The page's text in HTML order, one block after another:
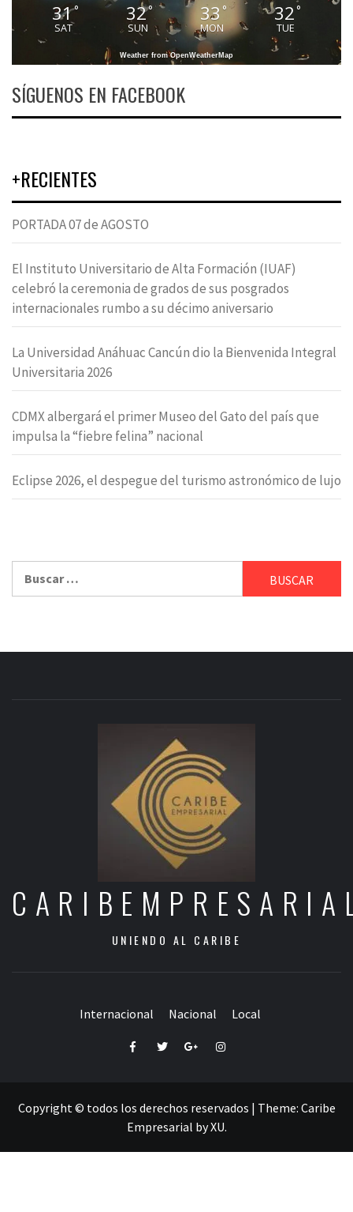
31°
SAT
32°
SUN
33 °
MON
32°
TUE
Weather from OpenWeatherMap
SÍGUENOS EN FACEBOOK
+RECIENTES
PORTADA 07 de AGOSTO
El Instituto Universitario de Alta Formación (IUAF)
celebró la ceremonia de grados de sus posgrados
internacionales rumbo a su décimo aniversario
La Universidad Anáhuac Cancún dio la Bienvenida Integral
Universitaria 2026
CDMX albergará el primer Museo del Gato del país que
impulsa la “fiebre felina” nacional
Eclipse 2026, el despegue del turismo astronómico de lujo
UNIENDO AL CARIBE
Internacional Nacional Local
FacebookTwitterGoogle+Instagram
Copyright © todos los derechos reservados | Theme: Caribe
Empresarial byXU.